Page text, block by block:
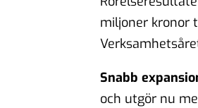
miljoner kronor
Snabb
och utgör nu